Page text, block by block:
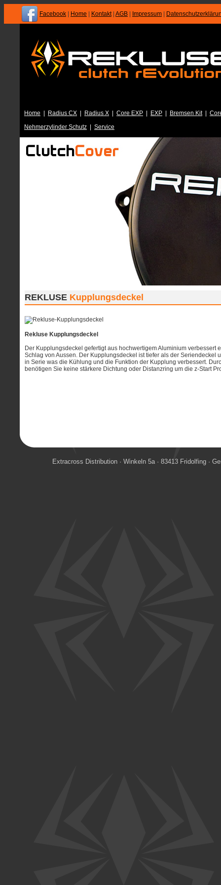
Facebook Home Kontakt| AGB Impressum
Home Radius CX Radius X Core EXP EXP Bremsen Kit|
Nehmerzylinder Schutz
Service
REKLUSE Kupplungsdeckel
Rekluse Kupplungsdeckel
Der Kupplungsdeckel gefertigt aus hochwertigem Aluminium verbessert
Schlag von Aussen. Der Kupplungsdeckel ist tiefer als der Seriendeckel
in Serie was die Kühlung und die Funktion der Kupplung verbessert.
benötigen Sie keine stärkere Dichtung oder Distanzring um die z-Start
Extracross Distribution · Winkeln 5a · 83413 Fridolfing ·